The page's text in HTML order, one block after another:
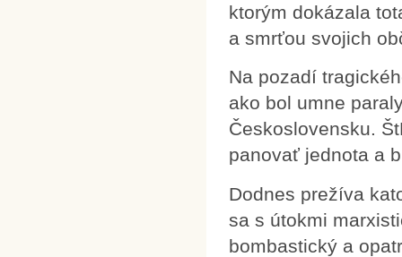
ktorým dokázala
a smrťou svojich
Na pozadí
ako bol umne
Československu.
panovať jednota a
Dodnes prežíva
sa s útokmi
bombastický a